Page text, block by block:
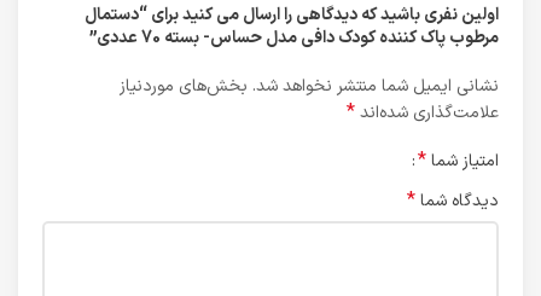
اولین نفری باشید که دیدگاهی را ارسال می کنید برای “دستمال
مرطوب پاک کننده کودک دافی مدل حساس- بسته 70 عددی”
نشانی ایمیل شما منتشر نخواهد شد. بخش‌های موردنیاز
علامت‌گذاری شده‌اند*
امتیاز شما*
دیدگاه شما*